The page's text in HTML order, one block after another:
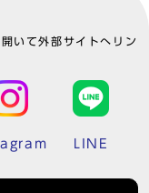
いて外部サイトへリン
LINE